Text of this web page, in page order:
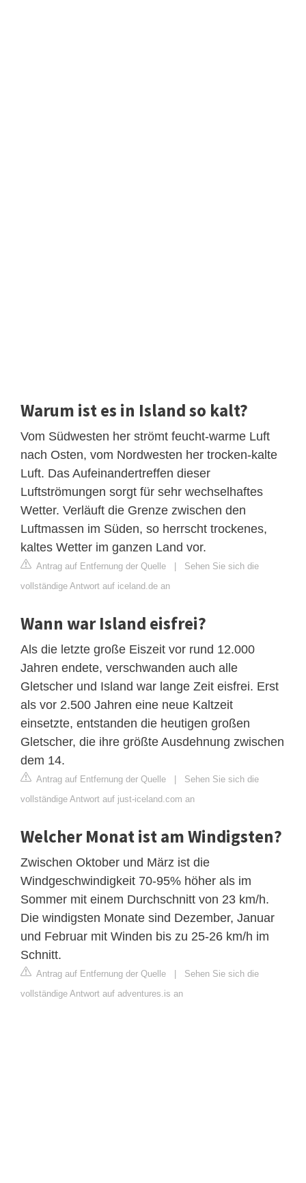
Warum ist es in Island so kalt?
Vom Südwesten her strömt feucht-warme Luft
nach Osten, vom Nordwesten her trocken-kalte
Luft. Das Aufeinandertreffen dieser
Luftströmungen sorgt für sehr wechselhaftes
Wetter. Verläuft die Grenze zwischen den
Luftmassen im Süden, so herrscht trockenes,
kaltes Wetter im ganzen Land vor.
Antrag auf Entfernung der Quelle | Sehen Sie sich die
vollständige Antwort auf iceland.de an
Wann war Island eisfrei?
Als die letzte große Eiszeit vor rund 12.000
Jahren endete, verschwanden auch alle
Gletscher und Island war lange Zeit eisfrei. Erst
als vor 2.500 Jahren eine neue Kaltzeit
einsetzte, entstanden die heutigen großen
Gletscher, die ihre größte Ausdehnung zwischen
dem 14.
Antrag auf Entfernung der Quelle | Sehen Sie sich die
vollständige Antwort auf just-iceland.com an
Welcher Monat ist am Windigsten?
Zwischen Oktober und März ist die
Windgeschwindigkeit 70-95% höher als im
Sommer mit einem Durchschnitt von 23 km/h.
Die windigsten Monate sind Dezember, Januar
und Februar mit Winden bis zu 25-26 km/h im
Schnitt.
Antrag auf Entfernung der Quelle | Sehen Sie sich die
vollständige Antwort auf adventures.is an